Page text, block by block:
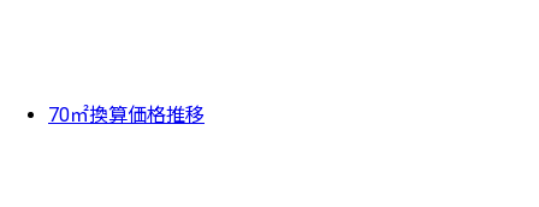
70㎡換算価格推移